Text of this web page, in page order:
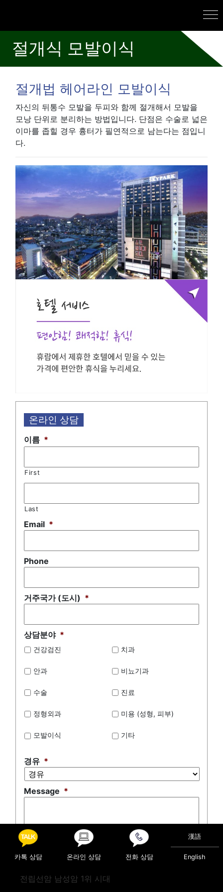
절개식 모발이식
절개법 헤어라인 모발이식
자신의 뒤통수 모발을 두피와 함께 절개해서 모발을
모낭 단위로 분리하는 방법입니다. 단점은 수술로 넓은
이마를 좁힐 경우 흉터가 필연적으로 남는다는 점입니
다.
온라인 상담
이름 *
First
Last
Email *
Phone
거주국가 (도시) *
상담분야 *
건강검진 치과
안과 비뇨기과
수술 진료
정형외과 미용 (성형, 피부)
모발이식 기타
경유 *
Message *
0 of 500 max characters
카톡 상담 온라인 상담 전화 상담
漢語
English
전립선암 남성암 1위 시대